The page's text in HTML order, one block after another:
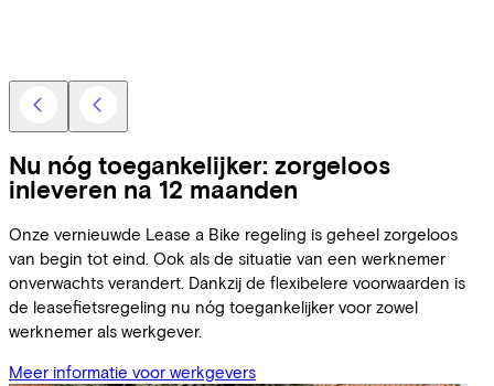
Nu nóg toegankelijker: zorgeloos
inleveren na 12 maanden
Onze vernieuwde Lease a Bike regeling is geheel zorgeloos
van begin tot eind. Ook als de situatie van een werknemer
onverwachts verandert. Dankzij de flexibelere voorwaarden is
de leasefietsregeling nu nóg toegankelijker voor zowel
werknemer als werkgever.
Meer informatie voor werkgevers